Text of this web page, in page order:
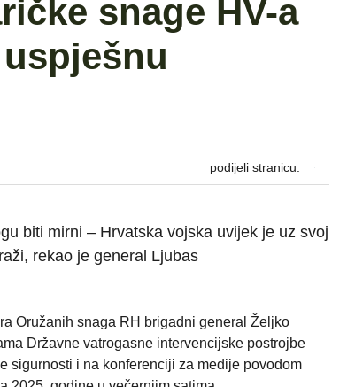
snage HV-a
podijeli stranicu:
biti mirni – Hrvatska vojska uvijek je uz svoj
rekao je general Ljubas
Oružanih snaga RH brigadni general Željko
Državne vatrogasne intervencijske postrojbe
sigurnosti i na konferenciji za medije povodom